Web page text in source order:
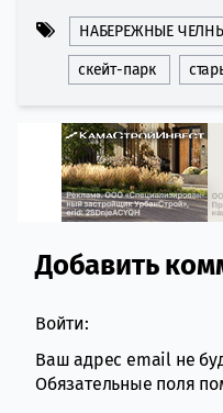
НАБЕРЕЖНЫЕ
скейт-парк
Comment
Добавить
Войти:
Ваш адрес email не
Обязательные поля